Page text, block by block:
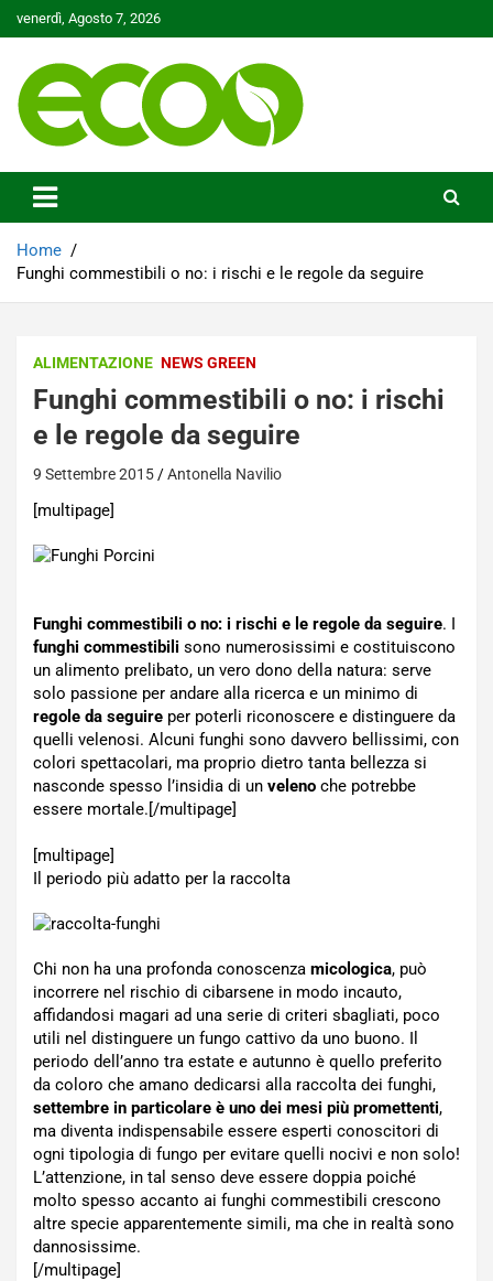
to
venerdì, Agosto 7, 2026
Ecoo.it
Home
Funghi commestibili o no: i rischi e le regole da seguire
ALIMENTAZIONE NEWS GREEN
Funghi commestibili o no: i rischi
e le regole da seguire
9 Settembre 2015 Antonella Navilio
[multipage]
Funghi commestibili o no: i rischi e le regole da seguire. I
funghi commestibili sono numerosissimi e costituiscono
un alimento prelibato, un vero dono della natura: serve
solo passione per andare alla ricerca e un minimo di
regole da seguire per poterli riconoscere e distinguere da
quelli velenosi. Alcuni funghi sono davvero bellissimi, con
colori spettacolari, ma proprio dietro tanta bellezza si
nasconde spesso l’insidia di un veleno che potrebbe
essere mortale.[/multipage]
[multipage]
Il periodo più adatto per la raccolta
Chi non ha una profonda conoscenza micologica, può
incorrere nel rischio di cibarsene in modo incauto,
affidandosi magari ad una serie di criteri sbagliati, poco
utili nel distinguere un fungo cattivo da uno buono. Il
periodo dell’anno tra estate e autunno è quello preferito
da coloro che amano dedicarsi alla raccolta dei funghi,
settembre in particolare è uno dei mesi più promettenti,
ma diventa indispensabile essere esperti conoscitori di
ogni tipologia di fungo per evitare quelli nocivi e non solo!
L’attenzione, in tal senso deve essere doppia poiché
molto spesso accanto ai funghi commestibili crescono
altre specie apparentemente simili, ma che in realtà sono
dannosissime.
[/multipage]